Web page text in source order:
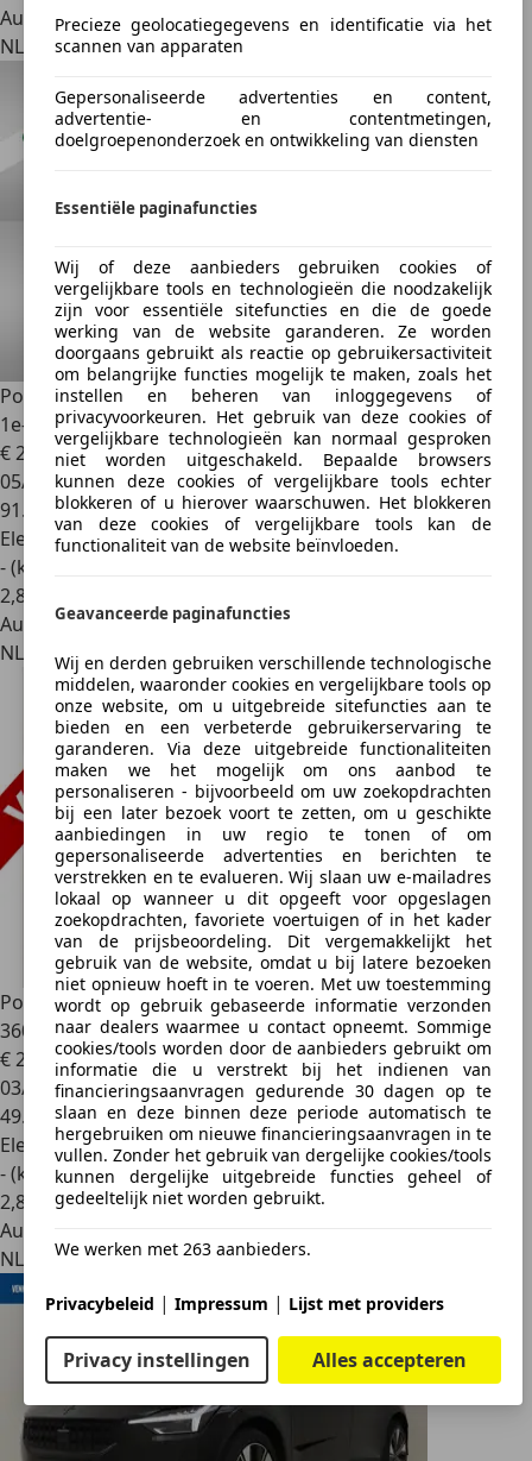
Precieze geolocatiegegevens en identificatie via het
scannen van apparaten
Gepersonaliseerde advertenties en content,
advertentie- en contentmetingen,
doelgroepenonderzoek en ontwikkeling van diensten
Essentiële paginafuncties
Wij of deze aanbieders gebruiken cookies of
vergelijkbare tools en technologieën die noodzakelijk
zijn voor essentiële sitefuncties en die de goede
werking van de website garanderen. Ze worden
doorgaans gebruikt als reactie op gebruikersactiviteit
om belangrijke functies mogelijk te maken, zoals het
instellen en beheren van inloggegevens of
privacyvoorkeuren. Het gebruik van deze cookies of
vergelijkbare technologieën kan normaal gesproken
niet worden uitgeschakeld. Bepaalde browsers
kunnen deze cookies of vergelijkbare tools echter
blokkeren of u hierover waarschuwen. Het blokkeren
van deze cookies of vergelijkbare tools kan de
functionaliteit van de website beïnvloeden.
Geavanceerde paginafuncties
Wij en derden gebruiken verschillende technologische
middelen, waaronder cookies en vergelijkbare tools op
onze website, om u uitgebreide sitefuncties aan te
bieden en een verbeterde gebruikerservaring te
garanderen. Via deze uitgebreide functionaliteiten
maken we het mogelijk om ons aanbod te
personaliseren - bijvoorbeeld om uw zoekopdrachten
bij een later bezoek voort te zetten, om u geschikte
aanbiedingen in uw regio te tonen of om
gepersonaliseerde advertenties en berichten te
verstrekken en te evalueren. Wij slaan uw e-mailadres
lokaal op wanneer u dit opgeeft voor opgeslagen
zoekopdrachten, favoriete voertuigen of in het kader
van de prijsbeoordeling. Dit vergemakkelijkt het
gebruik van de website, omdat u bij latere bezoeken
niet opnieuw hoeft in te voeren. Met uw toestemming
wordt op gebruik gebaseerde informatie verzonden
naar dealers waarmee u contact opneemt. Sommige
cookies/tools worden door de aanbieders gebruikt om
informatie die u verstrekt bij het indienen van
financieringsaanvragen gedurende 30 dagen op te
slaan en deze binnen deze periode automatisch te
hergebruiken om nieuwe financieringsaanvragen in te
vullen. Zonder het gebruik van dergelijke cookies/tools
kunnen dergelijke uitgebreide functies geheel of
gedeeltelijk niet worden gebruikt.
We werken met 263 aanbieders.
Privacybeleid | Impressum | Lijst met providers
Privacy instellingen Alles accepteren
Autobedrijf
NL 5321 KB
Polestar 2Long Range Dual Motor Launch Edition 78kWh
1e-Eig.
€ 28.9001
05/2021
91.338 km
Elektrisch
- (kWh/100 km)
2,8
Autobedrijf
NL 2394 CG
Polestar 2Long Range Single Motor 78 kWh Adap. Cruise/
360 C
€ 28.9501
03/2023
49.087 km
Elektrisch
- (kWh/100 km)
2,8
Autobedrijf
NL 7773 NE